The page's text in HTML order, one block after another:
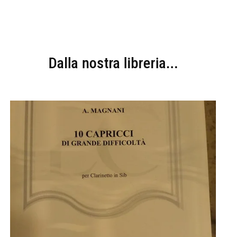
Dalla nostra libreria...